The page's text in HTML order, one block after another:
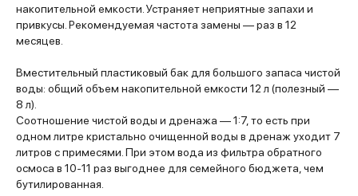
накопительной емкости. Устраняет неприятные запахи и
привкусы. Рекомендуемая частота замены — раз в 12
месяцев.
Вместительный пластиковый бак для большого запаса чистой
воды: общий объем накопительной емкости 12 л (полезный —
8 л).
Соотношение чистой воды и дренажа — 1:7, то есть при
одном литре кристально очищенной воды в дренаж уходит 7
литров с примесями. При этом вода из фильтра обратного
осмоса в 10-11 раз выгоднее для семейного бюджета, чем
бутилированная.